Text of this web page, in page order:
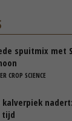
spuitmix met
CROP SCIENCE
kalverpiek
tijd